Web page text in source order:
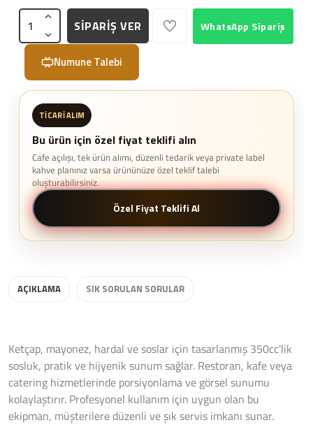
SİPARİŞ VER WhatsApp Sipariş
Numune Talebi
TICARI ALIM
Bu ürün için özel fiyat teklifi alın
Cafe açılışı, tek ürün alımı, düzenli tedarik veya private label
kahve planınız varsa ürününüze özel teklif talebi
oluşturabilirsiniz.
Özel Fiyat Teklifi Al
AÇIKLAMA SIK SORULAN SORULAR
Ketçap, mayonez, hardal ve soslar için tasarlanmış 350cc'lik
sosluk, pratik ve hijyenik sunum sağlar. Restoran, kafe veya
catering hizmetlerinde porsiyonlama ve görsel sunumu
kolaylaştırır. Profesyonel kullanım için uygun olan bu
ekipman, müşterilere düzenli ve şık servis imkanı sunar.